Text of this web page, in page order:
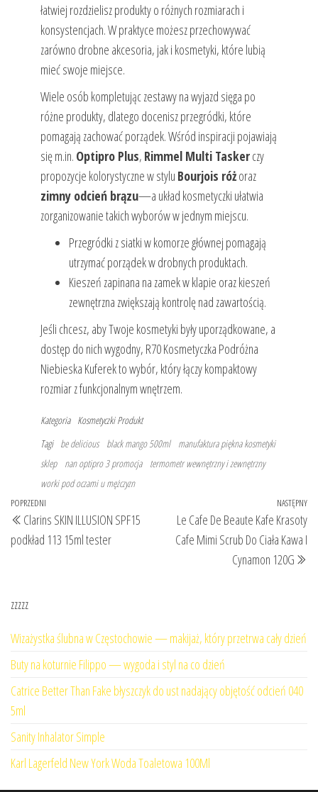
łatwiej rozdzielisz produkty o różnych rozmiarach i
konsystencjach. W praktyce możesz przechowywać
zarówno drobne akcesoria, jak i kosmetyki, które lubią
mieć swoje miejsce.
Wiele osób kompletując zestawy na wyjazd sięga po
różne produkty, dlatego docenisz przegródki, które
pomagają zachować porządek. Wśród inspiracji pojawiają
się m.in. Optipro Plus, Rimmel Multi Taskerczy
propozycje kolorystyczne w stylu Bourjois różoraz
zimny odcień brązu—a układ kosmetyczki ułatwia
zorganizowanie takich wyborów w jednym miejscu.
Przegródki z siatki w komorze głównej pomagają
utrzymać porządek w drobnych produktach.
Kieszeń zapinana na zamek w klapie oraz kieszeń
zewnętrzna zwiększają kontrolę nad zawartością.
Jeśli chcesz, aby Twoje kosmetyki były uporządkowane, a
dostęp do nich wygodny, R70 Kosmetyczka Podróżna
Niebieska Kuferek to wybór, który łączy kompaktowy
rozmiar z funkcjonalnym wnętrzem.
Kategoria Kosmetyczki Produkt
Tagi be delicious black mango 500ml
manufaktura piękna kosmetyki
sklep
nan optipro 3 promocja
termometr wewnętrzny i zewnętrzny
worki pod oczami u mężczyzn
Nawigacja
wpisu
Poprzedni
wpis
POPRZEDNI
Clarins SKIN ILLUSION SPF15
podkład 113 15ml tester
NASTĘPNY
Le Cafe De Beaute Kafe Krasoty
Cafe Mimi Scrub Do Ciała Kawa I
Cynamon 120G
zzzzz
Wizażystka ślubna w Częstochowie — makijaż, który przetrwa cały dzień
Buty na koturnie Filippo — wygoda i styl na co dzień
Catrice Better Than Fake błyszczyk do ust nadający objętość odcień 040
5ml
Sanity Inhalator Simple
Karl Lagerfeld New York Woda Toaletowa 100Ml